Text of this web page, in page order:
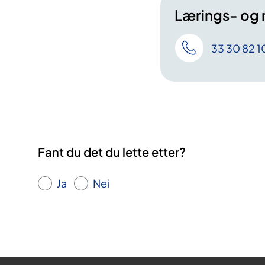
Lærings- og
33 30 82
Fant du det du lette etter?
Ja Nei